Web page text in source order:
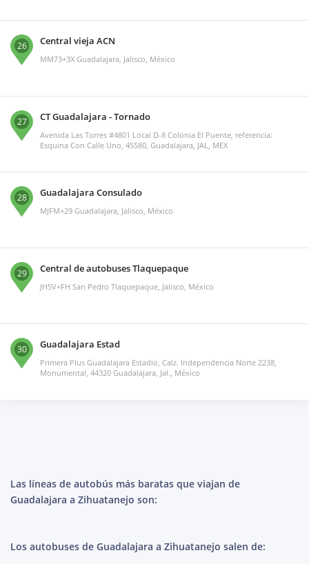
26 Central vieja ACN
MM73+3X Guadalajara, Jalisco, México
27 CT Guadalajara - Tornado
Avenida Las Torres #4801 Local D-8 Colonia El Puente, referencia:
Esquina Con Calle Uno, 45580, Guadalajara, JAL, MEX
28 Guadalajara Consulado
MJFM+29 Guadalajara, Jalisco, México
29 Central de autobuses Tlaquepaque
JH5V+FH San Pedro Tlaquepaque, Jalisco, México
30 Guadalajara Estad
Primera Plus Guadalajara Estadio, Calz. Independencia Norte 2238,
Monumental, 44320 Guadalajara, Jal., México
Las líneas de autobús más baratas que viajan de
Guadalajara a Zihuatanejo son:
Los autobuses de Guadalajara a Zihuatanejo salen de: